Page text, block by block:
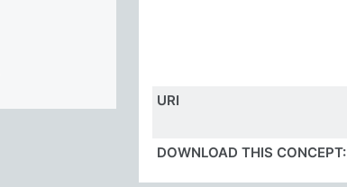
URI
DOWNLOAD THIS CONCEPT: